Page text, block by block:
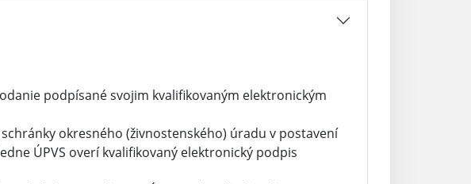
podpísané svojim kvalifikovaným elektronickým
okresného (živnostenského) úradu v postavení
ÚPVS overí kvalifikovaný elektronický podpis